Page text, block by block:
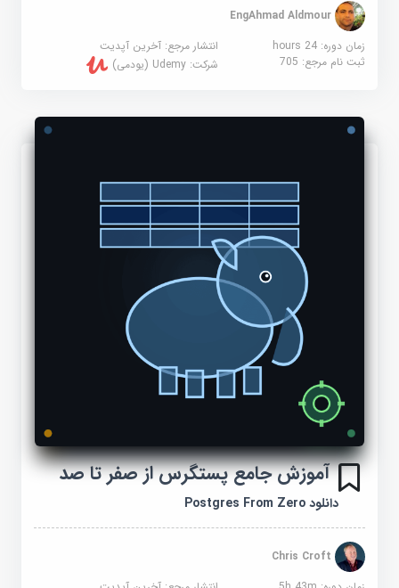
EngAhmad Aldmour
زمان دوره: 24 hours
انتشار مرجع:آخرین آپدیت
ثبت نام مرجع:705 شرکت:Udemy (یودمی)
آموزش جامع پستگرس از صفر تا صد
دانلود Postgres From Zero
Chris Croft